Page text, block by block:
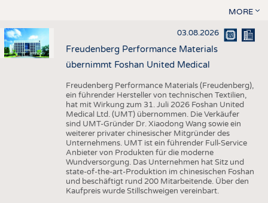
MORE
03.08.2026
Freudenberg Performance Materials
übernimmt Foshan United Medical
Freudenberg Performance Materials (Freudenberg),
ein führender Hersteller von technischen Textilien,
hat mit Wirkung zum 31. Juli 2026 Foshan United
Medical Ltd. (UMT) übernommen. Die Verkäufer
sind UMT-Gründer Dr. Xiaodong Wang sowie ein
weiterer privater chinesischer Mitgründer des
Unternehmens. UMT ist ein führender Full-Service
Anbieter von Produkten für die moderne
Wundversorgung. Das Unternehmen hat Sitz und
state-of-the-art-Produktion im chinesischen Foshan
und beschäftigt rund 200 Mitarbeitende. Über den
Kaufpreis wurde Stillschweigen vereinbart.